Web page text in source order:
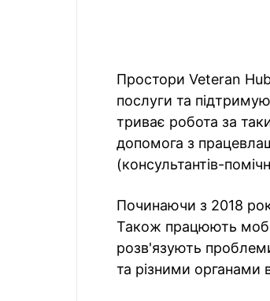
Простори Veteran
послуги та
триває робота за
допомога з
(консультантів-
Починаючи з 2018
Також працюють
розв'язують
та різними органами